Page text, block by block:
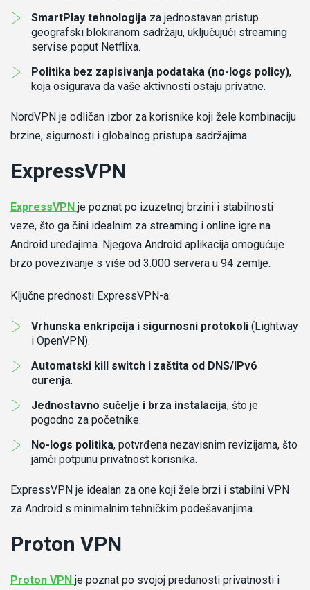
SmartPlay tehnologija za jednostavan pristup
geografski blokiranom sadržaju, uključujući streaming
servise poput Netflixa.
Politika bez zapisivanja podataka (no-logs policy),
koja osigurava da vaše aktivnosti ostaju privatne.
NordVPN je odličan izbor za korisnike koji žele kombinaciju
brzine, sigurnosti i globalnog pristupa sadržajima.
ExpressVPN
ExpressVPN -
Recenzija
expressvpn
je poznat po izuzetnoj brzini i stabilnosti
veze, što ga čini idealnim za streaming i online igre na
Android uređajima. Njegova Android aplikacija omogućuje
brzo povezivanje s više od 3.000 servera u 94 zemlje.
Ključne prednosti ExpressVPN-a:
Vrhunska enkripcija i sigurnosni protokoli (Lightway
i OpenVPN).
Automatski kill switch i zaštita od DNS/IPv6
curenja.
Jednostavno sučelje i brza instalacija, što je
pogodno za početnike.
No-logs politika, potvrđena nezavisnim revizijama, što
jamči potpunu privatnost korisnika.
ExpressVPN je idealan za one koji žele brzi i stabilni VPN
za Android s minimalnim tehničkim podešavanjima.
Proton VPN
Proton VPN -
je poznat po svojoj predanosti privatnosti i